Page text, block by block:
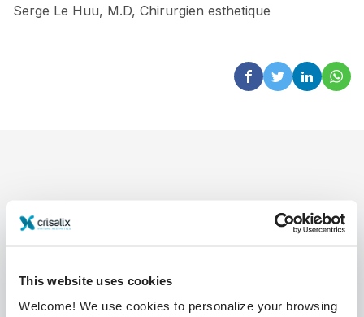
This website uses cookies
Welcome! We use cookies to personalize your browsing
Serge Le Huu, M.D, Chirurgien esthetique
บริษัท
เกี่ยวกับเรา
บ้านของหมอผ่าตัด